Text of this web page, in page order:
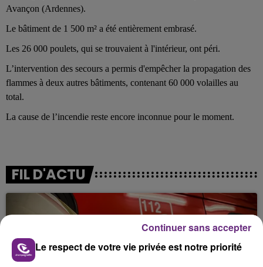
Avançon (Ardennes).
Le bâtiment de 1 500 m² a été entièrement embrasé.
Les 26 000 poulets, qui se trouvaient à l'intérieur, ont péri.
L’intervention des secours a permis d'empêcher la propagation des
flammes à deux autres bâtiments, contenant 60 000 volailles au
total.
La cause de l’incendie reste encore inconnue pour le moment.
FIL D'ACTU
Le respect de votre vie privée est notre priorité
Continuer sans accepter